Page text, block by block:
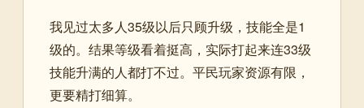
我见过太多人35级以后只顾升级，技能全是1
级的。结果等级看着挺高，实际打起来连33级
技能升满的人都打不过。平民玩家资源有限，
更要精打细算。